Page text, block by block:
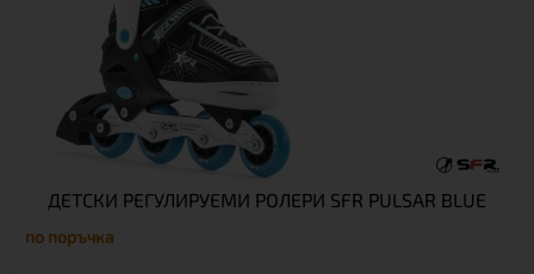
ДЕТСКИ РЕГУЛИРУЕМИ РОЛЕРИ SFR PULSAR BLUE
по поръчка